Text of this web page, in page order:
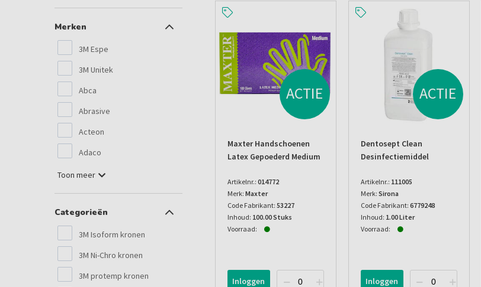
Merken
3M Espe
3M Unitek
Abca
Abrasive
Acteon
Adaco
Toon meer
Categorieën
3M Isoform kronen
3M Ni-Chro kronen
3M protemp kronen
ACTIE
Maxter Handschoenen
Latex Gepoederd Medium
Artikelnr.: 014772
Merk: Maxter
Code Fabrikant: 53227
Inhoud: 100.00 Stuks
Voorraad:
Inloggen
ACTIE
Dentosept Clean
Desinfectiemiddel
Artikelnr.: 111005
Merk: Sirona
Code Fabrikant: 6779248
Inhoud: 1.00 Liter
Voorraad:
Inloggen